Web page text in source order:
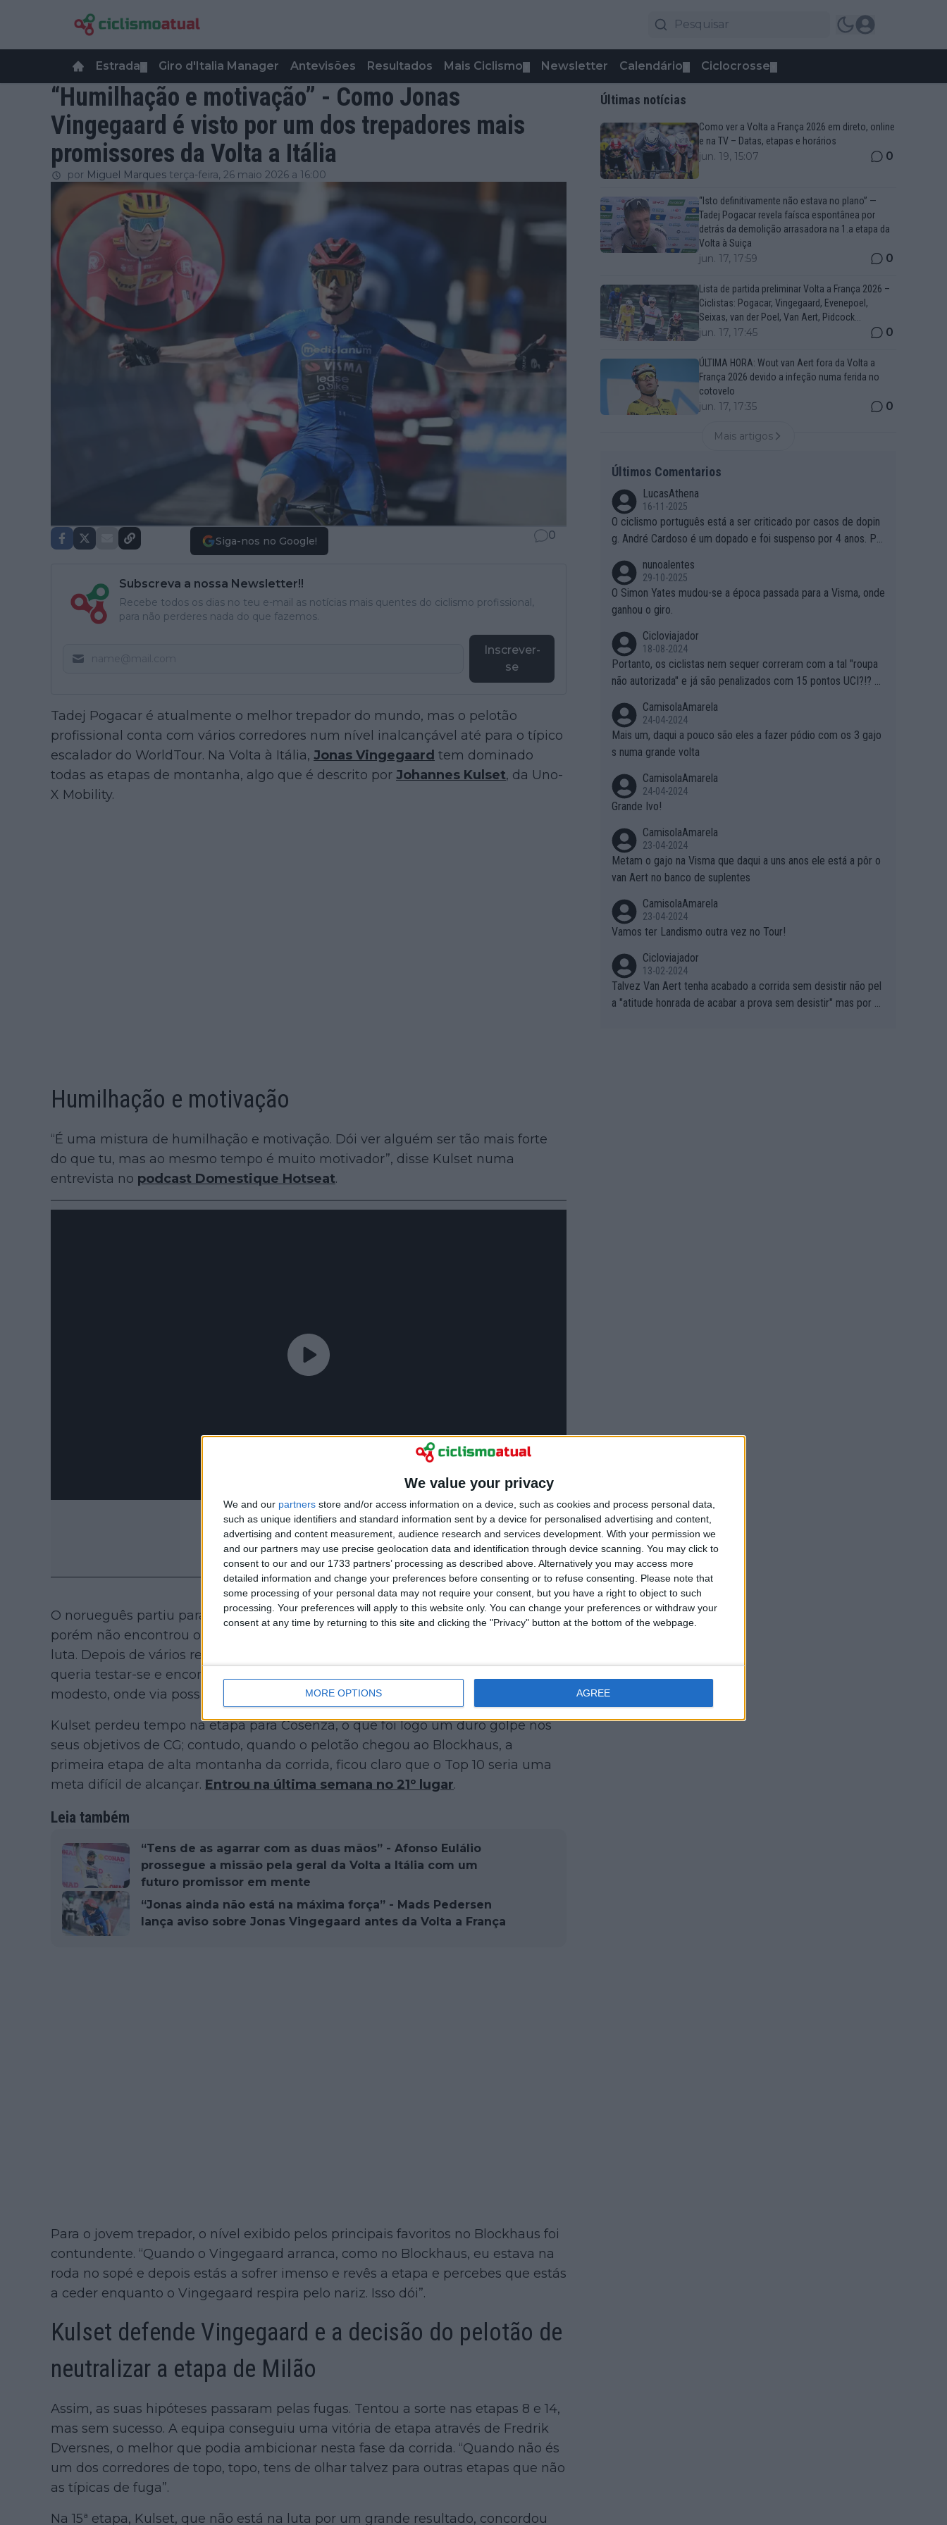
We value your privacy
We and our partners store and/or access information on a device, such as cookies and process personal data,
such as unique identifiers and standard information sent by a device for personalised advertising and content,
advertising and content measurement, audience research and services development. With your permission we
and our partners may use precise geolocation data and identification through device scanning. You may click to
consent to our and our 1733 partners’ processing as described above. Alternatively you may access more
detailed information and change your preferences before consenting or to refuse consenting.
Please note that
some processing of your personal data may not require your consent, but you have a right to object to such
processing. Your preferences will apply to this website only. You can change your preferences or withdraw your
consent at any time by returning to this site and clicking the "Privacy" button at the bottom of the webpage.
MORE OPTIONS AGREE
Estrada Giro d'Italia Manager Antevisões Resultados Mais Ciclismo Newsletter Calendário Ciclocrosse
“Humilhação e motivação” - Como Jonas
Vingegaard é visto por um dos trepadores mais
promissores da Volta a Itália
por Miguel Marques terça-feira, 26 maio 2026 a 16:00
Siga-nos no Google! 0
Subscreva a nossa Newsletter!!
Recebe todos os dias no teu e-mail as notícias mais quentes do ciclismo profissional,
para não perderes nada do que fazemos.
Inscrever-
se
Tadej Pogacar é atualmente o melhor trepador do mundo, mas o pelotão
profissional conta com vários corredores num nível inalcançável até para o típico
escalador do WorldTour. Na Volta à Itália, Jonas Vingegaard tem dominado
todas as etapas de montanha, algo que é descrito por Johannes Kulset, da Uno-
X Mobility.
Humilhação e motivação
“É uma mistura de humilhação e motivação. Dói ver alguém ser tão mais forte
do que tu, mas ao mesmo tempo é muito motivador”, disse Kulset numa
entrevista no podcast Domestique Hotseat.
O norueguês partiu para o Giro com ambições de discutir a classificação geral,
porém não encontrou o seu melhor nível e nunca entrou verdadeiramente na
luta. Depois de vários resultados sólidos na geral em 2025, o corredor de 22 anos
queria testar-se e encontrou também um pelotão da geral relativamente
modesto, onde via possibilidades.
Kulset perdeu tempo na etapa para Cosenza, o que foi logo um duro golpe nos
seus objetivos de CG; contudo, quando o pelotão chegou ao Blockhaus, a
primeira etapa de alta montanha da corrida, ficou claro que o Top 10 seria uma
meta difícil de alcançar. Entrou na última semana no 21º lugar.
Leia também
“Tens de as agarrar com as duas mãos” - Afonso Eulálio
prossegue a missão pela geral da Volta a Itália com um
futuro promissor em mente
“Jonas ainda não está na máxima força” - Mads Pedersen
lança aviso sobre Jonas Vingegaard antes da Volta a França
Para o jovem trepador, o nível exibido pelos principais favoritos no Blockhaus foi
contundente. “Quando o Vingegaard arranca, como no Blockhaus, eu estava na
roda no sopé e depois estás a sofrer imenso e revês a etapa e percebes que estás
a ceder enquanto o Vingegaard respira pelo nariz. Isso dói”.
Kulset defende Vingegaard e a decisão do pelotão de
neutralizar a etapa de Milão
Assim, as suas hipóteses passaram pelas fugas. Tentou a sorte nas etapas 8 e 14,
mas sem sucesso. A equipa conseguiu uma vitória de etapa através de Fredrik
Dversnes, o melhor que podia ambicionar nesta fase da corrida. “Quando não és
um dos corredores de topo, topo, tens de olhar talvez para outras etapas que não
as típicas de fuga”.
Na 15ª etapa, Kulset, que não está na luta por um grande resultado, concordou
Últimas notícias
Como ver a Volta a França 2026 em direto, online
e na TV – Datas, etapas e horários
jun. 19, 15:07 0
“Isto definitivamente não estava no plano” —
Tadej Pogacar revela faísca espontânea por
detrás da demolição arrasadora na 1.a etapa da
Volta à Suiça
jun. 17, 17:59 0
Lista de partida preliminar Volta a França 2026 –
Ciclistas: Pogacar, Vingegaard, Evenepoel,
Seixas, van der Poel, Van Aert, Pidcock...
jun. 17, 17:45 0
ÚLTIMA HORA: Wout van Aert fora da Volta a
França 2026 devido a infeção numa ferida no
cotovelo
jun. 17, 17:35 0
Mais artigos
Últimos Comentarios
LucasAthena
16-11-2025
O ciclismo português está a ser criticado por casos de dopin
g. André Cardoso é um dopado e foi suspenso por 4 anos. Po
pado?
nunoalentes
29-10-2025
O Simon Yates mudou-se a época passada para a Visma, onde
ganhou o giro.
Cicloviajador
18-08-2024
Portanto, os ciclistas nem sequer correram com a tal "roupa
não autorizada" e já são penalizados com 15 pontos UCI?!? S
entende... Mas penalizar os atletas retirando-lhes pontos??? Is
to é roubar na secretaria o que os atletas conquistam na estra
da!
CamisolaAmarela
24-04-2024
Mais um, daqui a pouco são eles a fazer pódio com os 3 gajo
s numa grande volta
CamisolaAmarela
24-04-2024
Grande Ivo!
CamisolaAmarela
23-04-2024
Metam o gajo na Visma que daqui a uns anos ele está a pôr o
van Aert no banco de suplentes
CamisolaAmarela
23-04-2024
Vamos ter Landismo outra vez no Tour!
Cicloviajador
13-02-2024
Talvez Van Aert tenha acabado a corrida sem desistir não pel
a "atitude honrada de acabar a prova sem desistir" mas por ou